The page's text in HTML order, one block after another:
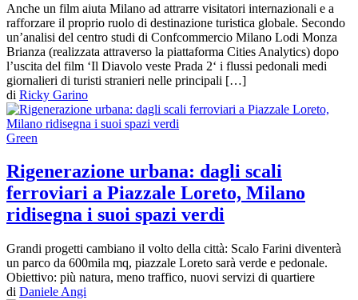
Anche un film aiuta Milano ad attrarre visitatori internazionali e a
rafforzare il proprio ruolo di destinazione turistica globale. Secondo
un’analisi del centro studi di Confcommercio Milano Lodi Monza
Brianza (realizzata attraverso la piattaforma Cities Analytics) dopo
l’uscita del film ‘Il Diavolo veste Prada 2‘ i flussi pedonali medi
giornalieri di turisti stranieri nelle principali […]
di Ricky Garino
Green
Rigenerazione urbana: dagli scali
ferroviari a Piazzale Loreto, Milano
ridisegna i suoi spazi verdi
Grandi progetti cambiano il volto della città: Scalo Farini diventerà
un parco da 600mila mq, piazzale Loreto sarà verde e pedonale.
Obiettivo: più natura, meno traffico, nuovi servizi di quartiere
di Daniele Angi